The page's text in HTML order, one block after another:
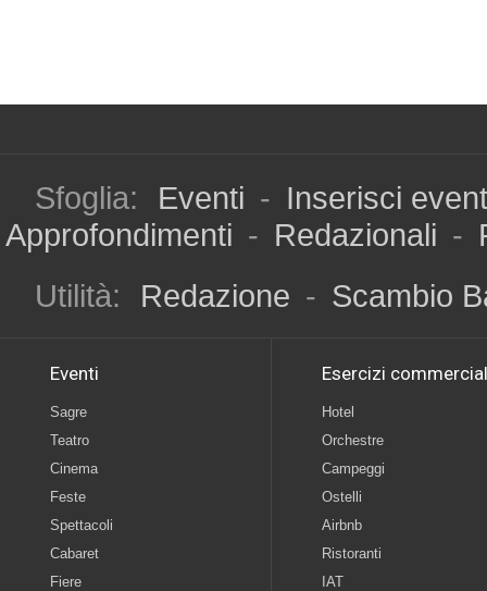
Sfoglia: Eventi - Inserisci
Approfondimenti - Redazionali -
Utilità:
Redazione - Scambio
Eventi
Sagre
Teatro
Cinema
Feste
Spettacoli
Cabaret
Fiere
Esercizi
Hotel
Orchestre
Campeggi
Ostelli
Airbnb
Ristoranti
IAT